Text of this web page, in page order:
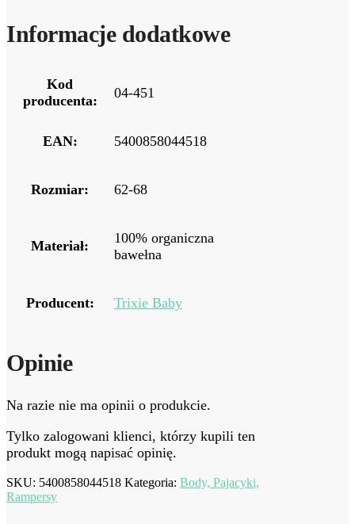
Informacje dodatkowe
Kod
producenta:
04-451
EAN: 5400858044518
Rozmiar: 62-68
Materiał:
100% organiczna
bawełna
Producent: Trixie Baby
Opinie
Na razie nie ma opinii o produkcie.
Tylko zalogowani klienci, którzy kupili ten
produkt mogą napisać opinię.
SKU: 5400858044518 Kategoria: Body, Pajacyki,
Rampersy